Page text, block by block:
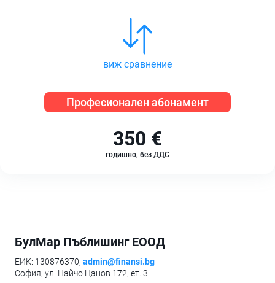
виж сравнение
Професионален абонамент
350 €
годишно, без ДДС
БулМар Пъблишинг ЕООД
ЕИК: 130876370, admin@finansi.bg
София, ул. Найчо Цанов 172, ет. 3